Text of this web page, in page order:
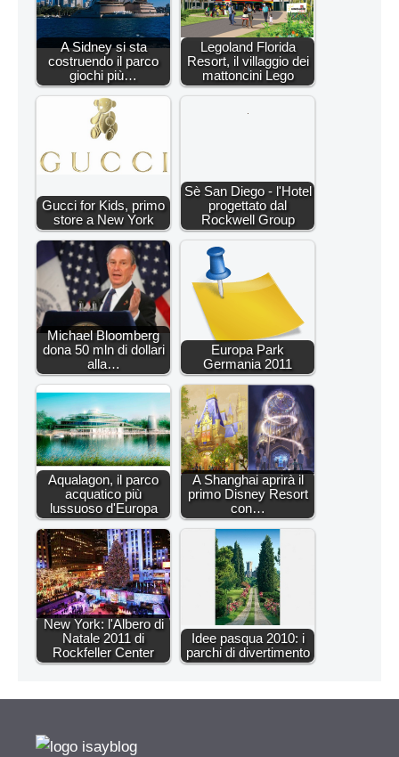
A Sidney si sta
costruendo il parco
giochi più…
Legoland Florida
Resort, il villaggio dei
mattoncini Lego
Gucci for Kids, primo
store a New York
Sè San Diego - l'Hotel
progettato dal
Rockwell Group
Michael Bloomberg
dona 50 mln di dollari
alla…
Europa Park
Germania 2011
Aqualagon, il parco
acquatico più
lussuoso d'Europa
A Shanghai aprirà il
primo Disney Resort
con…
New York: l'Albero di
Natale 2011 di
Rockfeller Center
Idee pasqua 2010: i
parchi di divertimento